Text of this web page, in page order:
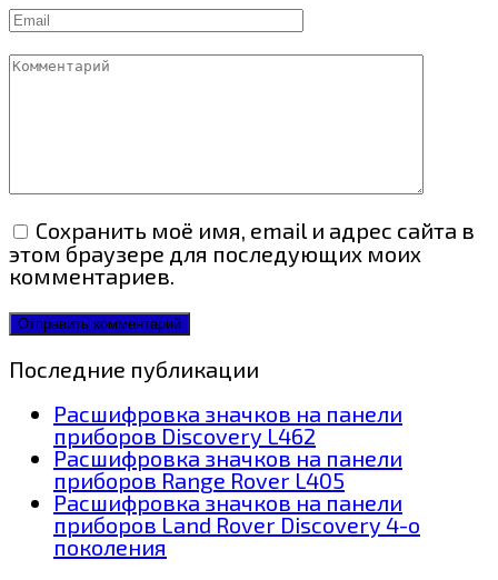
Email
Комментарий
Сохранить моё имя, email и адрес сайта в
этом браузере для последующих моих
комментариев.
Последние публикации
Расшифровка значков на панели
приборов Discovery L462
Расшифровка значков на панели
приборов Range Rover L405
Расшифровка значков на панели
приборов Land Rover Discovery 4-о
поколения